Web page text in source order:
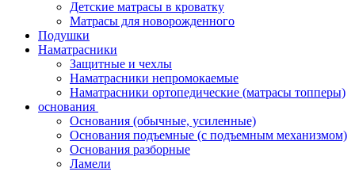
Детские матрасы в кроватку
Матрасы для новорожденного
Подушки
Наматрасники
Защитные и чехлы
Наматрасники непромокаемые
Наматрасники ортопедические (матрасы топперы)
основания
Основания (обычные, усиленные)
Основания подъемные (с подъемным механизмом)
Основания разборные
Ламели